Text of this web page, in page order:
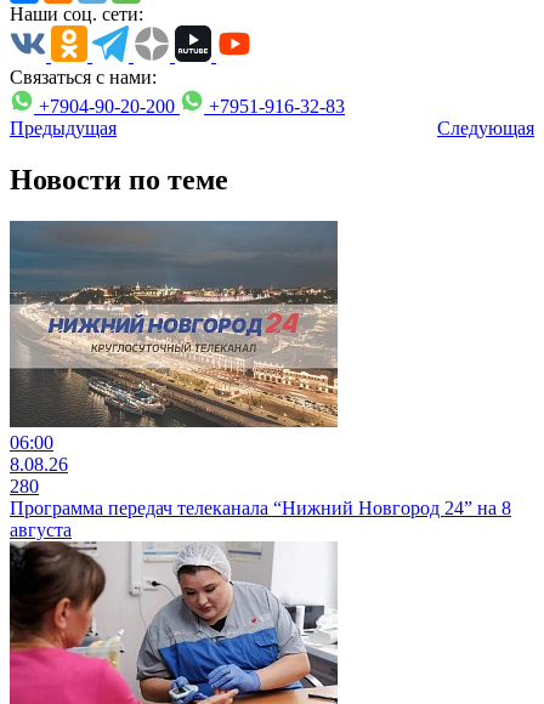
Наши соц. сети:
Связаться с нами:
+7904-90-20-200
+7951-916-32-83
Предыдущая
Следующая
Новости по теме
06:00
8.08.26
280
Программа передач телеканала “Нижний Новгород 24” на 8
августа